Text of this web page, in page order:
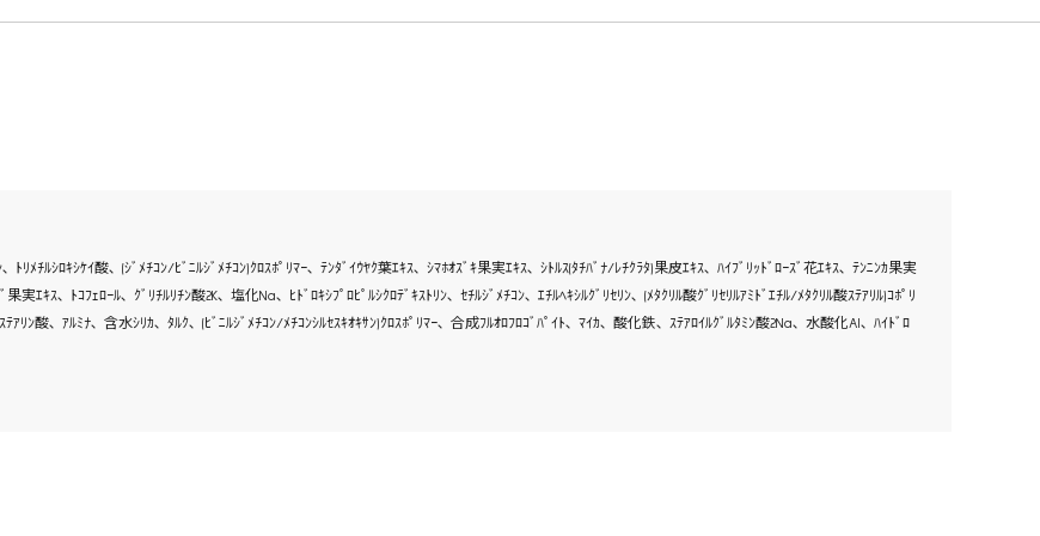
､ ﾄﾘﾒﾁﾙｼﾛｷｼｹｲ酸､ (ｼﾞﾒﾁｺﾝ/ﾋﾞﾆﾙｼﾞﾒﾁｺﾝ)ｸﾛｽﾎﾟﾘﾏｰ､ ﾃﾝﾀﾞｲｳﾔｸ葉ｴｷｽ､ ｼﾏﾎｵｽﾞｷ果実ｴｷｽ､ ｼﾄﾙｽ(ﾀﾁﾊﾞﾅ/ﾚﾁｸﾗﾀ)果皮ｴｷｽ､ ﾊｲﾌﾞﾘｯﾄﾞﾛｰｽﾞ花ｴｷｽ､ ﾃﾝﾆﾝｶ果実
実ｴｷｽ､ ﾄｺﾌｪﾛｰﾙ､ ｸﾞﾘﾁﾙﾘﾁﾝ酸2K､ 塩化Na､ ﾋﾄﾞﾛｷｼﾌﾟﾛﾋﾟﾙｼｸﾛﾃﾞｷｽﾄﾘﾝ､ ｾﾁﾙｼﾞﾒﾁｺﾝ､ ｴﾁﾙﾍｷｼﾙｸﾞﾘｾﾘﾝ､ (ﾒﾀｸﾘﾙ酸ｸﾞﾘｾﾘﾙｱﾐﾄﾞｴﾁﾙ/ﾒﾀｸﾘﾙ酸ｽﾃｱﾘﾙ)ｺﾎﾟﾘ
ﾘﾝ酸､ ｱﾙﾐﾅ､ 含水ｼﾘｶ､ ﾀﾙｸ､ (ﾋﾞﾆﾙｼﾞﾒﾁｺﾝ/ﾒﾁｺﾝｼﾙｾｽｷｵｷｻﾝ)ｸﾛｽﾎﾟﾘﾏｰ､ 合成ﾌﾙｵﾛﾌﾛｺﾞﾊﾟｲﾄ､ ﾏｲｶ､ 酸化鉄､ ｽﾃｱﾛｲﾙｸﾞﾙﾀﾐﾝ酸2Na､ 水酸化Al､ ﾊｲﾄﾞﾛ